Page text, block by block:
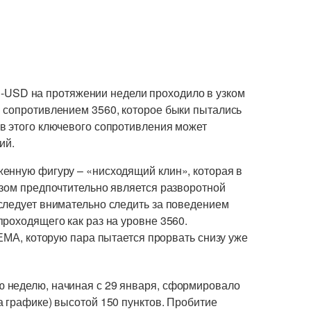
на протяжении недели проходило в узком
3560, которое быки пытались
ключевого сопротивления может
фигуру – «нисходящий клин», которая в
предпочтительно является разворотной
внимательно следить за поведением
как раз на уровне 3560.
которую пара пытается прорвать снизу уже
начиная с 29 января, сформировало
высотой 150 пунктов. Пробитие